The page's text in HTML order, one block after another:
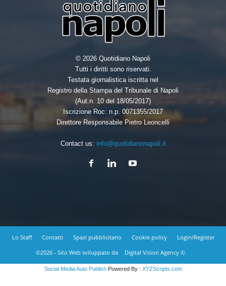
© 2026 Quotidiano Napoli
Tutti i diritti sono riservati.
Testata giornalistica iscritta nel
Registro della Stampa del Tribunale di Napoli
(Aut.n. 10 del 18/05/2017)
Iscrizione Roc: n.p. 0071355/2017
Direttore Responsabile Pietro Leoncelli
Contact us: info@quotidianonapoli.it
Lo Staff Contatti Spazi pubblicitario Cookie policy
Login/Register
©2026 - Sito Web sviluppato da
Digital Vision Agency ©
Social Media Auto PublishPowered By : XYZScripts.com